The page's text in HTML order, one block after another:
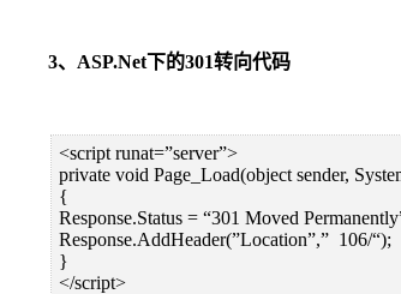
3、ASP.Net下的301转向代码
<script runat=”server”>
private void Page_Load(object sender,
{
Response.Status = “301 Moved
Response.AddHeader(”Location”,” 106/“);
}
</script>